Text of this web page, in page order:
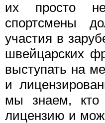
их просто
спортсмены
участия в
швейцарских
выступать на
и
мы знаем, кто
лицензию и